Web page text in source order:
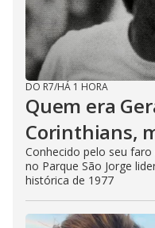
DO R7/HÁ 1 HORA
Quem era
Corinthians,
Conhecido pelo seu
no Parque São Jorge
histórica de 1977